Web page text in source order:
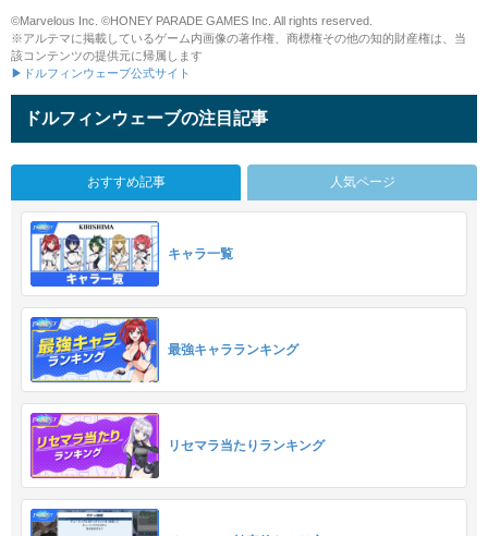
©Marvelous Inc. ©HONEY PARADE GAMES Inc. All rights reserved.
※アルテマに掲載しているゲーム内画像の著作権、商標権その他の知的財産権は、当
該コンテンツの提供元に帰属します
▶ドルフィンウェーブ公式サイト
ドルフィンウェーブの注目記事
おすすめ記事 人気ページ
キャラ一覧
最強キャラランキング
リセマラ当たりランキング